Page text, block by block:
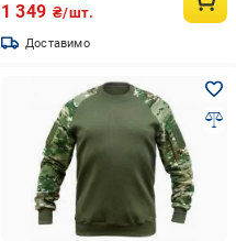
1 349 ₴/шт.
Доставимо